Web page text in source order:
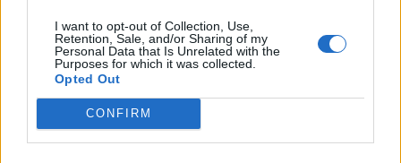
I want to opt-out of Collection, Use,
Retention, Sale, and/or Sharing of my
Personal Data that Is Unrelated with the
Purposes for which it was collected.
Opted Out
CONFIRM